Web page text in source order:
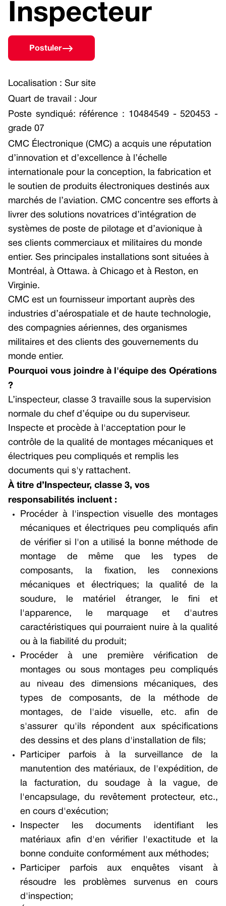
Deception
Civil Flight Management Systems (FMS)
Doppler Velocity Sensors
Head-Up Displays (HUD)
Cockpit Systems Integration
Helicopter Cockpits
Air Transport Cockpits
Software Applications
Displays and Control Panels
Multi-function Display
Portable Mission Display TacView +
Avionics Computers
Multicore Avionics Computer
Aircraft Information Server (AIS)
Navigation Sensors (Doppler)
Multicore Avionics Computer
Smart Multi-Function Display
Portable Mission Display (Tacview)
Military Fighters/Trainers
Fighter/Trainer Cockpit
Air Transport Cockpit
GNSS receivers
Head-up Display (HUD)
Multicore Avionics Computer
Smart Multi-function Display
Optoelectronics
Civil Helicopters
Helicopter Cockpit
Flight Management System – Civil
GNSS Receivers
Navigation Sensors (Doppler)
Multicore Avionics Computer
Air Transport
Air Transport Cockpit
Civil Flight Management System
GNSS Receivers
Multicore Avionics Computer
Aircraft Information Server
Unmanned Aerial Systems
Software FMS
GNSS Receivers
Doppler Velocity Sensors
Documentation
Quality System
News and Events
Inspecteur
Postuler
Localisation : Sur site
Quart de travail : Jour
Poste syndiqué: référence : 10484549 - 520453 -
grade 07
CMC Électronique (CMC) a acquis une réputation
d’innovation et d’excellence à l’échelle
internationale pour la conception, la fabrication et
le soutien de produits électroniques destinés aux
marchés de l’aviation. CMC concentre ses efforts à
livrer des solutions novatrices d’intégration de
systèmes de poste de pilotage et d’avionique à
ses clients commerciaux et militaires du monde
entier. Ses principales installations sont situées à
Montréal, à Ottawa. à Chicago et à Reston, en
Virginie.
CMC est un fournisseur important auprès des
industries d’aérospatiale et de haute technologie,
des compagnies aériennes, des organismes
militaires et des clients des gouvernements du
monde entier.
Pourquoi vous joindre à l'équipe des Opérations
?
L’inspecteur, classe 3 travaille sous la supervision
normale du chef d’équipe ou du superviseur.
Inspecte et procède à l'acceptation pour le
contrôle de la qualité de montages mécaniques et
électriques peu compliqués et remplis les
documents qui s'y rattachent.
À titre d’Inspecteur, classe 3, vos
responsabilités incluent :
Procéder à l'inspection visuelle des montages
mécaniques et électriques peu compliqués afin
de vérifier si l'on a utilisé la bonne méthode de
montage de même que les types de
composants, la fixation, les connexions
mécaniques et électriques; la qualité de la
soudure, le matériel étranger, le fini et
l'apparence, le marquage et d'autres
caractéristiques qui pourraient nuire à la qualité
ou à la fiabilité du produit;
Procéder à une première vérification de
montages ou sous montages peu compliqués
au niveau des dimensions mécaniques, des
types de composants, de la méthode de
montages, de l'aide visuelle, etc. afin de
s'assurer qu'ils répondent aux spécifications
des dessins et des plans d'installation de fils;
Participer parfois à la surveillance de la
manutention des matériaux, de l'expédition, de
la facturation, du soudage à la vague, de
l'encapsulage, du revêtement protecteur, etc.,
en cours d'exécution;
Inspecter les documents identifiant les
matériaux afin d'en vérifier l'exactitude et la
bonne conduite conformément aux méthodes;
Participer parfois aux enquêtes visant à
résoudre les problèmes survenus en cours
d'inspection;